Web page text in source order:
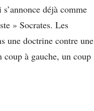
déjà comme
» Socrates. Les
une doctrine contre une
à gauche, un coup